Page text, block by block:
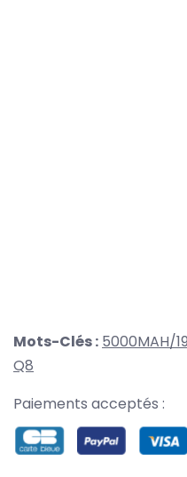
Mots-Clés : 5000MAH/
Q8
Paiements acceptés :